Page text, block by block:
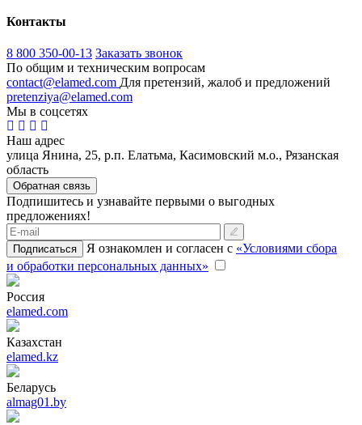
Контакты
8 800 350-00-13 Заказать звонок
По общим и техническим вопросам
contact@elamed.com Для претензий, жалоб и предложений
pretenziya@elamed.com
Мы в соцсетях
Наш адрес
улица Янина, 25, р.п. Елатьма, Касимовский м.о., Рязанская
область
Обратная связь
Подпишитесь и узнавайте первыми о выгодных
предложениях!
Подписаться Я ознакомлен и согласен с «Условиями сбора
и обработки персональных данных»
Россия
elamed.com
Казахстан
elamed.kz
Беларусь
almag01.by